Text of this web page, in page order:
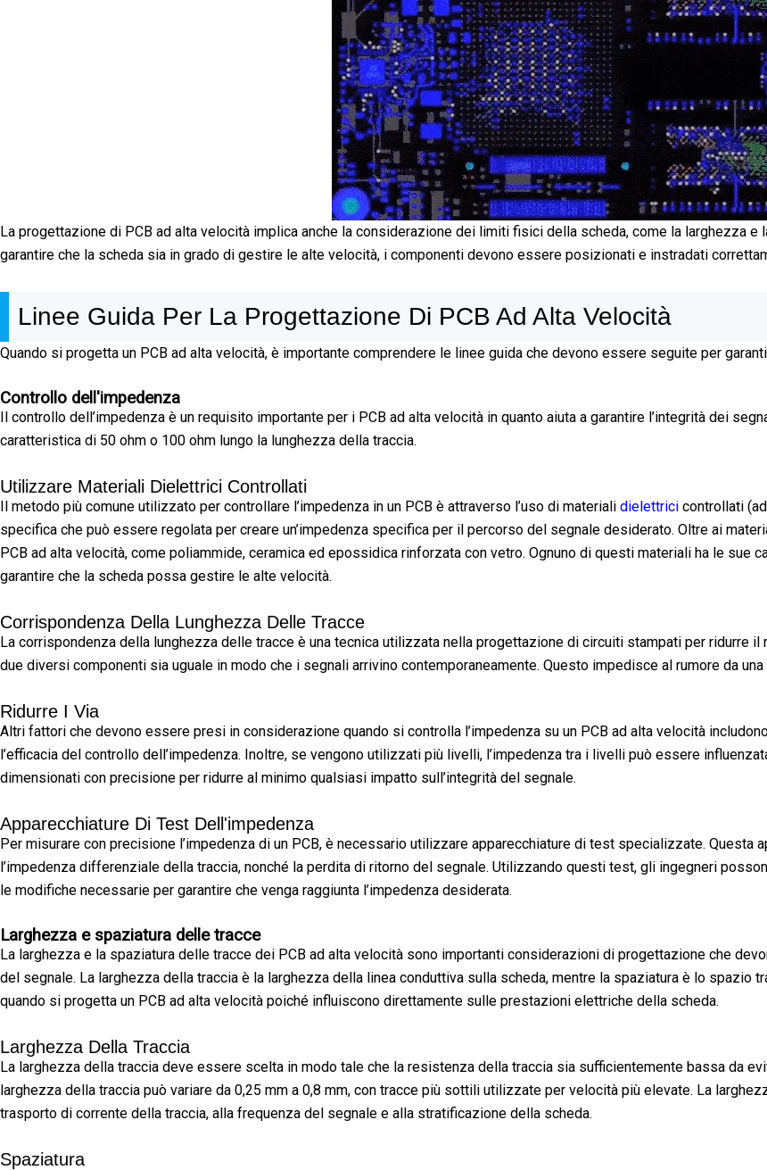
La progettazione di PCB ad alta velocità implica anche la considerazione dei limiti fisici della scheda, come la larghezza
garantire che la scheda sia in grado di gestire le alte velocità, i componenti devono essere posizionati e instradati
Linee Guida Per La Progettazione Di PCB Ad Alta Velocità
Quando si progetta un PCB ad alta velocità, è importante comprendere le linee guida che devono essere seguite per
Controllo dell'impedenza
Il controllo dell’impedenza è un requisito importante per i PCB ad alta velocità in quanto aiuta a garantire l’integrità dei
caratteristica di 50 ohm o 100 ohm lungo la lunghezza della traccia.
Utilizzare Materiali Dielettrici Controllati
Il metodo più comune utilizzato per controllare l’impedenza in un PCB è attraverso l’uso di materiali dielettrici controllati
specifica che può essere regolata per creare un’impedenza specifica per il percorso del segnale desiderato. Oltre ai
PCB ad alta velocità, come poliammide, ceramica ed epossidica rinforzata con vetro. Ognuno di questi materiali ha le
garantire che la scheda possa gestire le alte velocità.
Corrispondenza Della Lunghezza Delle Tracce
La corrispondenza della lunghezza delle tracce è una tecnica utilizzata nella progettazione di circuiti stampati per ridurre
due diversi componenti sia uguale in modo che i segnali arrivino contemporaneamente. Questo impedisce al rumore da
Ridurre I Via
Altri fattori che devono essere presi in considerazione quando si controlla l’impedenza su un PCB ad alta velocità
l’efficacia del controllo dell’impedenza. Inoltre, se vengono utilizzati più livelli, l’impedenza tra i livelli può essere
dimensionati con precisione per ridurre al minimo qualsiasi impatto sull’integrità del segnale.
Apparecchiature Di Test Dell'impedenza
Per misurare con precisione l’impedenza di un PCB, è necessario utilizzare apparecchiature di test specializzate. Questa
l’impedenza differenziale della traccia, nonché la perdita di ritorno del segnale. Utilizzando questi test, gli ingegneri
le modifiche necessarie per garantire che venga raggiunta l’impedenza desiderata.
Larghezza e spaziatura delle tracce
La larghezza e la spaziatura delle tracce dei PCB ad alta velocità sono importanti considerazioni di progettazione che
del segnale. La larghezza della traccia è la larghezza della linea conduttiva sulla scheda, mentre la spaziatura è lo spazio
quando si progetta un PCB ad alta velocità poiché influiscono direttamente sulle prestazioni elettriche della scheda.
Larghezza Della Traccia
La larghezza della traccia deve essere scelta in modo tale che la resistenza della traccia sia sufficientemente bassa da
larghezza della traccia può variare da 0,25 mm a 0,8 mm, con tracce più sottili utilizzate per velocità più elevate. La
trasporto di corrente della traccia, alla frequenza del segnale e alla stratificazione della scheda.
Spaziatura